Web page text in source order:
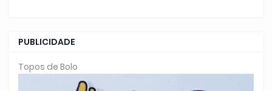
PUBLICIDADE
Topos de Bolo